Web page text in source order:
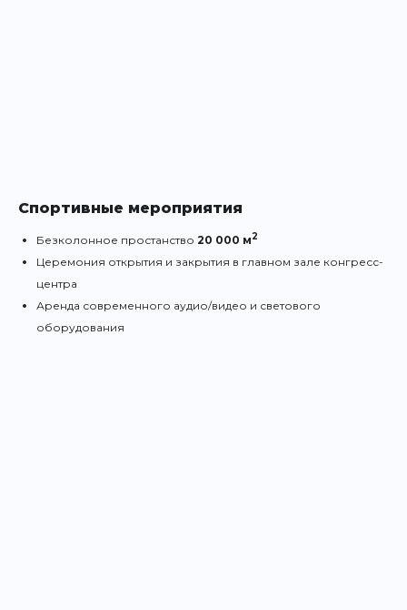
Спортивные мероприятия
Безколонное простанство 20 000 м2
Церемония открытия и закрытия в главном зале конгресс-
центра
Аренда современного аудио/видео и светового
оборудования